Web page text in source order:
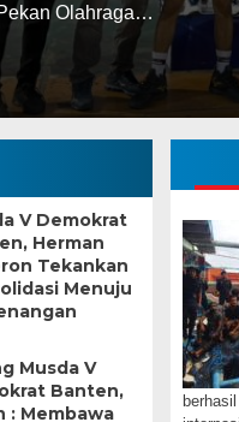
Olahraga…
V Demokrat
Herman
Tekankan
Menuju
Musda V
Banten,
: Membawa